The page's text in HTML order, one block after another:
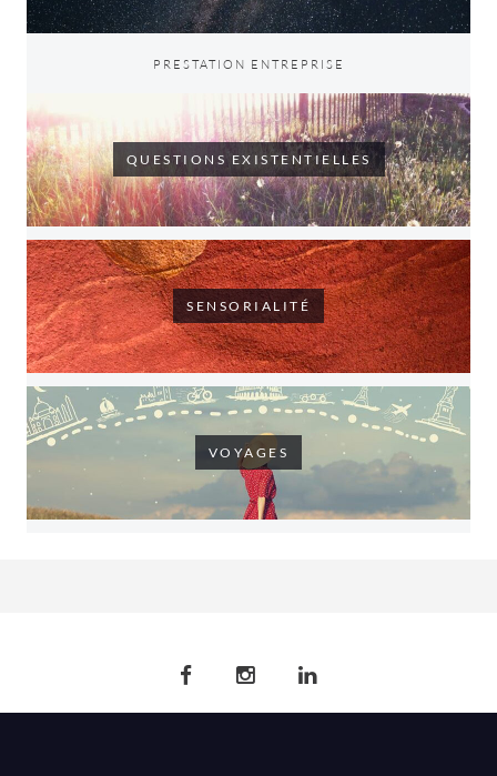
PRESTATION ENTREPRISE
QUESTIONS EXISTENTIELLES
SENSORIALITÉ
VOYAGES